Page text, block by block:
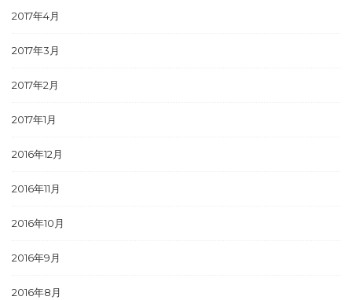
2017年4月
2017年3月
2017年2月
2017年1月
2016年12月
2016年11月
2016年10月
2016年9月
2016年8月